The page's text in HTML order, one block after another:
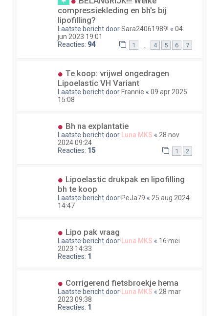
compressiekleding en bh's bij
lipofilling?
Laatste bericht doorSara24061989! « 04
jun 2023 19:01
Reacties: 94 1 4 5 6 7
Te koop: vrijwel ongedragen
Lipoelastic VH Variant
Laatste bericht door Frannie « 09 apr 2025
15:08
Bh na explantatie
Laatste bericht door Luna MKS « 28 nov
2024 09:24
Reacties: 15 1 2
Lipoelastic drukpak en lipofilling
bh te koop
Laatste bericht door PeJa79 « 25 aug 2024
14:47
Lipo pak vraag
Laatste bericht door Luna MKS « 16 mei
2023 14:33
Reacties: 1
Corrigerend fietsbroekje hema
Laatste bericht door Luna MKS « 28 mar
2023 09:38
Reacties: 1